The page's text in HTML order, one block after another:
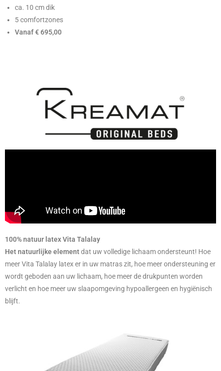
ca. 10 cm dik
5 comfortzones
Vanaf € 695,00
100% natuur latex Vita Talalay
Het natuurlijke elementdat uw volledige lichaam ondersteunt! Hoe
meer Vita Talalay latex er in uw matras zit, hoe meer ondersteuning er
wordt geboden aan uw lichaam, hoe meer de drukpunten worden
verlicht en hoe meer uw slaapomgeving hypoallergeen en hygiënisch
blijft.